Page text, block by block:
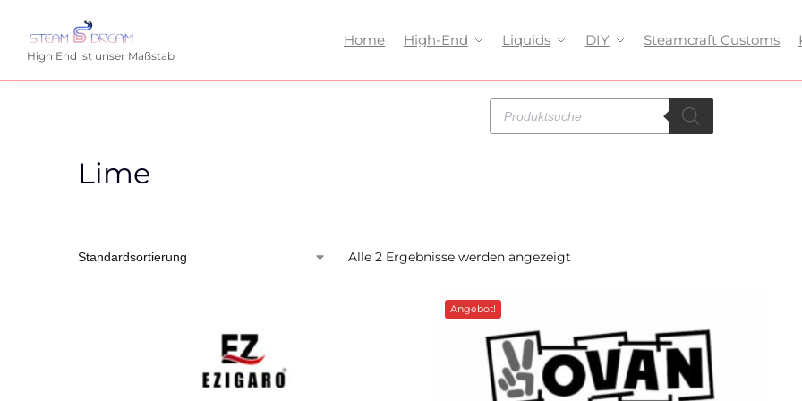
High End ist unser Maßstab
Home High-End Liquids DIY Steamcraft Customs
Lime
Alle 2 Ergebnisse werden angezeigt
Angebot!